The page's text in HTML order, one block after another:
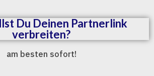
Du Deinen Partnerlink
verbreiten?
am besten sofort!